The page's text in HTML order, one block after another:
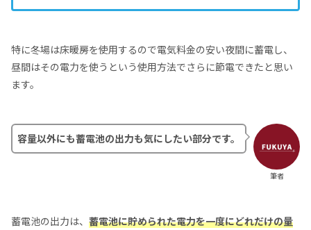
特に冬場は床暖房を使用するので電気料金の安い夜間に蓄電し、
昼間はその電力を使うという使用方法でさらに節電できたと思い
ます。
筆者
容量以外にも蓄電池の出力も気にしたい部分です。
蓄電池の出力は、 蓄電池に貯められた電力を一度にどれだけの量